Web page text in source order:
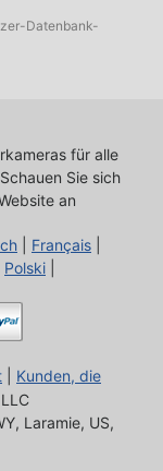
Datenbank-
für alle
Schauen Sie sich
an
Français
Polski
Kunden, die
Laramie, US,